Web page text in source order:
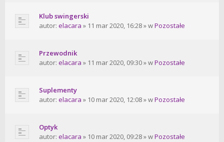
Klub swingerski
autor: elacara » 11 mar 2020, 16:28 » wPozostałe
Przewodnik
autor: elacara » 11 mar 2020, 09:30 » wPozostałe
Suplementy
autor: elacara » 10 mar 2020, 12:08 » wPozostałe
Optyk
autor: elacara » 10 mar 2020, 09:28 » wPozostałe